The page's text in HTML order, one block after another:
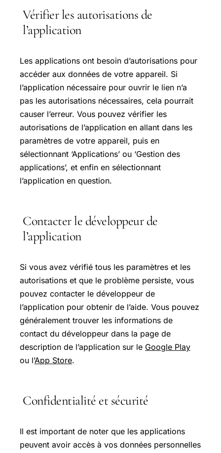
Vérifier les autorisations de
l’application
Les applications ont besoin d’autorisations pour
accéder aux données de votre appareil. Si
l’application nécessaire pour ouvrir le lien n’a
pas les autorisations nécessaires, cela pourrait
causer l’erreur. Vous pouvez vérifier les
autorisations de l’application en allant dans les
paramètres de votre appareil, puis en
sélectionnant ‘Applications’ ou ‘Gestion des
applications’, et enfin en sélectionnant
l’application en question.
Contacter le développeur de
l’application
Si vous avez vérifié tous les paramètres et les
autorisations et que le problème persiste, vous
pouvez contacter le développeur de
l’application pour obtenir de l’aide. Vous pouvez
généralement trouver les informations de
contact du développeur dans la page de
description de l’application sur le Google Play
ou l’App Store.
Confidentialité et sécurité
Il est important de noter que les applications
peuvent avoir accès à vos données personnelles